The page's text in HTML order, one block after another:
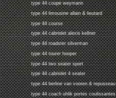
type 44 coupe weymann
type 44 limousine allain & lieutard
type 44 course
type 44 cabriolet alexis kellner
type 44 roadster silverman
type 44 tourer hooper
type 44 two seater sport
type 44 cabriolet 4 seater
type 44 berline van vooren & repusseau
type 44 coach uhlik portes coulissantes